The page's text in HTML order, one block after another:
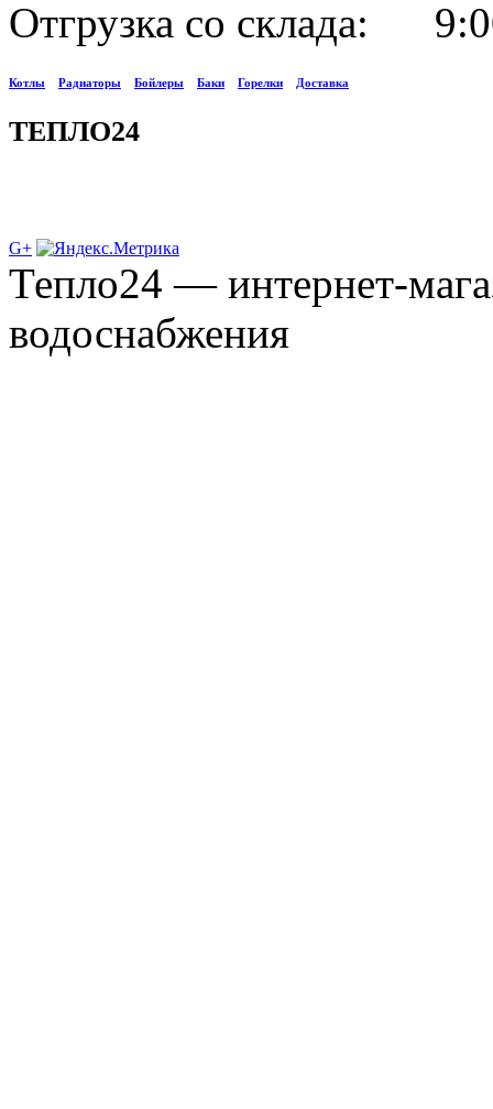
Отгрузка со склада:
Котлы Радиаторы Бойлеры Баки Горелки Доставка
ТЕПЛО24
G+
Тепло24 — интернет-
водоснабжения